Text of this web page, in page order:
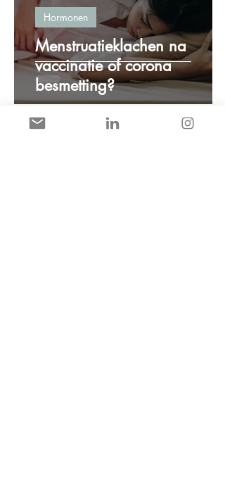
Menstruatieklachen na
vaccinatie of corona
besmetting?
Hormonen